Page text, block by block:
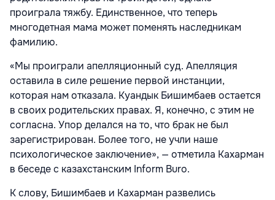
проиграла тяжбу. Единственное, что теперь
многодетная мама может поменять наследникам
фамилию.
«Мы проиграли апелляционный суд. Апелляция
оставила в силе решение первой инстанции,
которая нам отказала. Куандык Бишимбаев остается
в своих родительских правах. Я, конечно, с этим не
согласна. Упор делался на то, что брак не был
зарегистрирован. Более того, не учли наше
психологическое заключение», — отметила Кахарман
в беседе с казахстанским Inform Buro.
К слову, Бишимбаев и Кахарман развелись